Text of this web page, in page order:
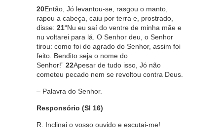
20Então, Jó levantou-se, rasgou o manto,
rapou a cabeça, caiu por terra e, prostrado,
disse: 21“Nu eu saí do ventre de minha mãe e
nu voltarei para lá. O Senhor deu, o Senhor
tirou: como foi do agrado do Senhor, assim foi
feito. Bendito seja o nome do
Senhor!” 22Apesar de tudo isso, Jó não
cometeu pecado nem se revoltou contra Deus.
– Palavra do Senhor.
Responsório (Sl 16)
R. Inclinai o vosso ouvido e escutai-me!